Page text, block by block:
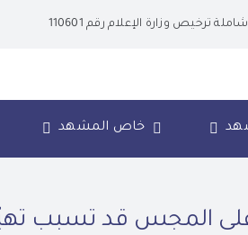
ترخيص وزارة الإعلام رقم 110601
خاص المشهد
على المجس قد تسبب